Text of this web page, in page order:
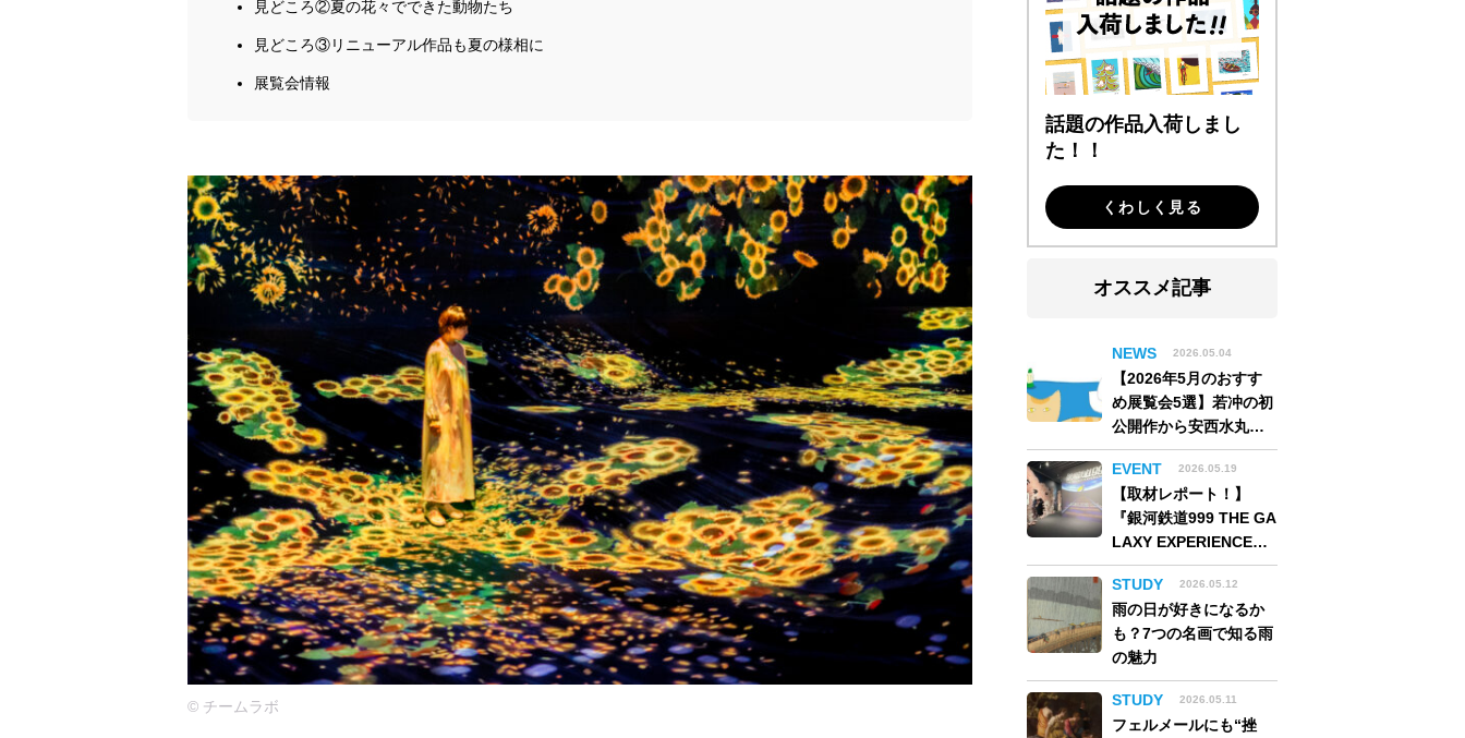
見どころ②夏の花々でできた動物たち
見どころ③リニューアル作品も夏の様相に
展覧会情報
©️ チームラボ
話題の作品入荷しまし
た！！
くわしく見る
オススメ記事
NEWS 2026.05.04
【2026年5月のおすす
め展覧会5選】若冲の初
公開作から安西水丸の
世界、そしてゴッホ
《夜のカフェテラス》
まで
EVENT 2026.05.19
【取材レポート！】
『銀河鉄道999 THE GA
LAXY EXPERIENCE
あの旅は、まだ続いて
いる。』999号に乗り銀
河へ旅立つ。“観る”か
ら“体験する”展覧会
【角川武蔵野ミュージ
アム】
STUDY 2026.05.12
雨の日が好きになるか
も？7つの名画で知る雨
の魅力
STUDY 2026.05.11
フェルメールにも“挫